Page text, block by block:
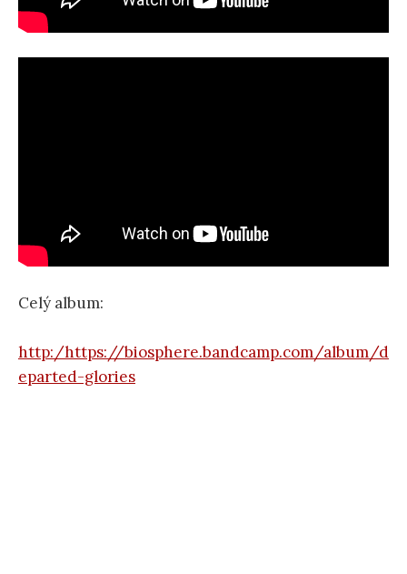
Celý album:
http:/https://biosphere.bandcamp.com/album/d
eparted-glories